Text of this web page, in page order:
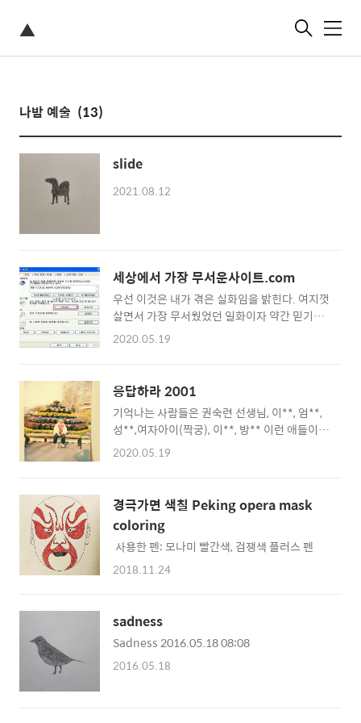
▲ 메
나밤 예술 (13)
slide
2021.08.12
세상에서 가장 무서운사이트.com
우선 이것은 내가 겪은 실화임을 밝힌다. 여지껏
살면서 가장 무서웠었던 일화이자 약간 믿기지
는 않지만 정말 내가 겪었던 일이다. 2002년에
인것은 확실하다. 중화초등학교에 다니고 있었
고, 2학년 1반이었다. 2002년 2학년 1반 중화
초등학교 혹은 2003년일지도 모른다. 13~14
년전이라서 정확하게 기억이 나지않네. 3학년
때는 3학년 3반 추후에는 나의 모든 초등학교,
었는데 그 아이와 굉장히 친하게 지냈다. 그 여
자아이 이름은 서** 이었는데 이름이 굉장히 특
이했다. 지금도 기억이나는데 그 친구가 우리집
에 놀러왔었다. 그냥..
2020.05.19
응답하라 2001
기억나는 사람들은 권숙련 선생님, 이**, 엄**,
성**,여자아이(짝궁), 이**, 방** 이런 애들이
있었는데 지금 실질적으로 연락이 닿는 친구는
것이다. 그렇지만 내가 모범생인 것이 아니라 실
상을 말하자면 어머니의 꼭두각시였다. 그림대
회나 보고서 같은 거 다 도와주셨, 아니 거의 다
해주셨다. 선생님은 분명히 알고 계셨을 것이
다. 내가 한 것인지 아니면 어른의 손에 의해서
떠오른다. 천국으로 가셨으면 좋겠다고 묵념했
다. 그때는 미국이 무슨 나라인지 정확히 잘 몰
랐다. 물론 그렇다고 다른 나라에 대해서 알고
있던 것도..
2020.05.19
경극가면 색칠 Peking opera mask
coloring
​​ 사용한 펜: 모나미 빨간색, 검쟁색 플러스 펜
2018.11.24
sadness
Sadness 2016.05.18 08:08
2016.05.18